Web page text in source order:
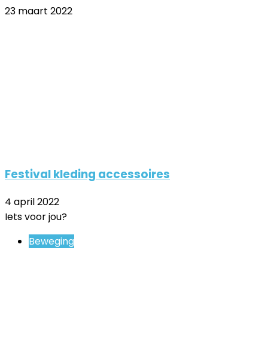
23 maart 2022
Festival kleding accessoires
4 april 2022
Iets voor jou?
Close
Beweging